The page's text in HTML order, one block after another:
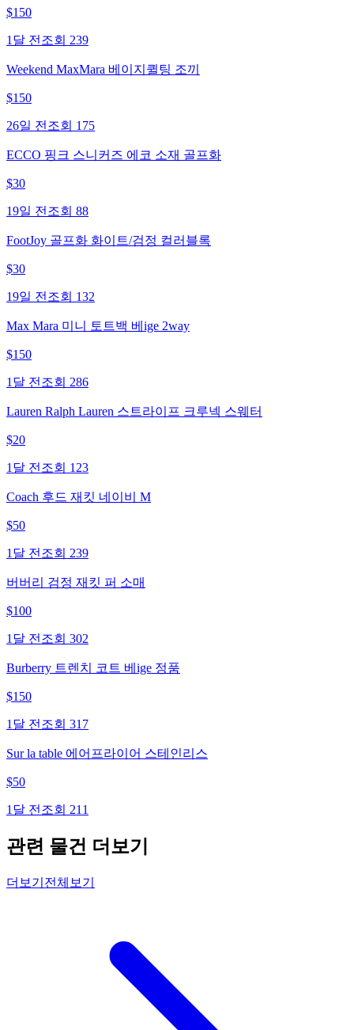
$150
1달 전 조회 239
Weekend MaxMara 베이지퀼팅 조끼
$150
26일 전 조회 175
ECCO 핑크 스니커즈 에코 소재 골프화
$30
19일 전 조회 88
FootJoy 골프화 화이트/검정 컬러블록
$30
19일 전 조회 132
Max Mara 미니 토트백 베ige 2way
$150
1달 전 조회 286
Lauren Ralph Lauren 스트라이프 크루넥 스웨터
$20
1달 전 조회 123
Coach 후드 재킷 네이비 M
$50
1달 전 조회 239
버버리 검정 재킷 퍼 소매
$100
1달 전 조회 302
Burberry 트렌치 코트 베ige 정품
$150
1달 전 조회 317
Sur la table 에어프라이어 스테인리스
$50
1달 전 조회 211
관련 물건 더보기
더보기 전체보기